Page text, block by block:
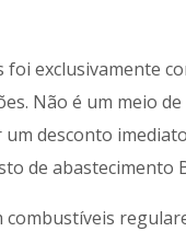
foi exclusivamente
Não é um meio
desconto
de abastecimento
combustíveis